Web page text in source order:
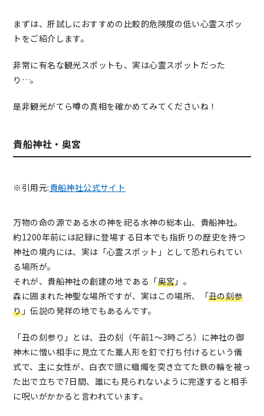
まずは、肝試しにおすすめの比較的危険度の低い心霊スポッ
トをご紹介します。
非常に有名な観光スポットも、実は心霊スポットだった
り…。
是非観光がてら噂の真相を確かめてみてくださいね！
貴船神社・奥宮
※引用元:貴船神社公式サイト
万物の命の源である水の神を祀る水神の総本山、貴船神社。
約1200年前には記録に登場する日本でも指折りの歴史を持つ
神社の境内には、実は「心霊スポット」として恐れられてい
る場所が。
それが、貴船神社の創建の地である「奥宮 」。
森に囲まれた神聖な場所ですが、実はこの場所、「丑の刻参
り」伝説の発祥の地でもあるんです。
「丑の刻参り」とは、丑の刻（午前1～3時ごろ）に神社の御
神木に憎い相手に見立てた藁人形を釘で打ち付けるという儀
式で、主に女性が、白衣で頭に蠟燭を突き立てた鉄の輪を被っ
た出で立ちで7日間、誰にも見られないように完遂すると相手
に呪いがかかると言われています。